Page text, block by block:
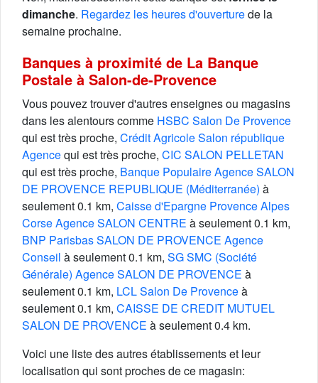
dimanche. Regardez les heures d'ouverturede la
semaine prochaine.
Banques à proximité de La Banque
Postale à Salon-de-Provence
Vous pouvez trouver d'autres enseignes ou magasins
dans les alentours comme HSBC Salon De Provence
qui est très proche, Crédit Agricole Salon république
Agencequi est très proche, CIC SALON PELLETAN
qui est très proche, Banque Populaire Agence SALON
DE PROVENCE REPUBLIQUE (Méditerranée) à
seulement 0.1 km, Caisse d'Epargne Provence Alpes
Corse Agence SALON CENTRE à seulement 0.1 km,
BNP Parisbas SALON DE PROVENCE Agence
Conseil à seulement 0.1 km, SG SMC (Société
Générale) Agence SALON DE PROVENCE à
seulement 0.1 km, LCL Salon De Provenceà
seulement 0.1 km, CAISSE DE CREDIT MUTUEL
SALON DE PROVENCE à seulement 0.4 km.
Voici une liste des autres établissements et leur
localisation qui sont proches de ce magasin: